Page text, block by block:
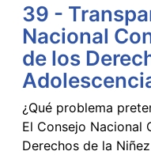
39 -
Nacional
de los
¿Qué problema
El Consejo Nacional
Derechos de la